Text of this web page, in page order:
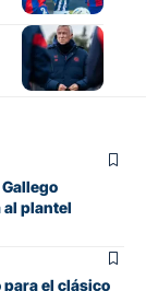
al plantel
para el clásico